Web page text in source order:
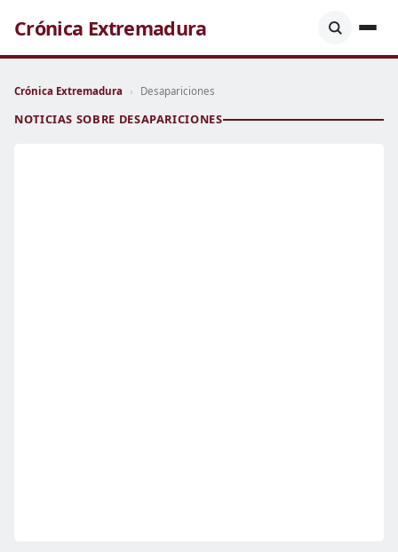
Crónica Extremadura
Crónica Extremadura › Desapariciones
NOTICIAS SOBRE DESAPARICIONES